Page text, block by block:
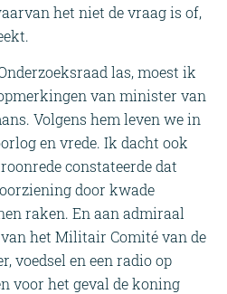
het niet de vraag is of,
las, moest ik
van minister van
Volgens hem leven we in
en vrede. Ik dacht ook
constateerde dat
door kwade
raken. En aan admiraal
het Militair Comité van de
voedsel en een radio op
voor het geval de koning